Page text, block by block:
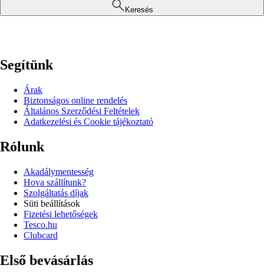
Keresés
Segítünk
Árak
Biztonságos online rendelés
Általános Szerződési Feltételek
Adatkezelési és Cookie tájékoztató
Rólunk
Akadálymentesség
Hova szállítunk?
Szolgáltatás díjak
Süti beállítások
Fizetési lehetőségek
Tesco.hu
Clubcard
Első bevásárlás